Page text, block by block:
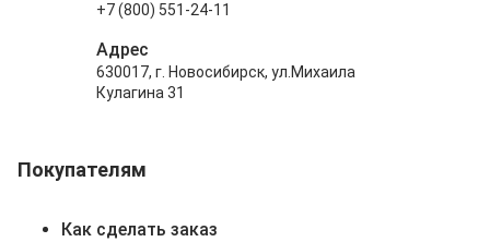
Покупателям
Как сделать заказ
+7 (800) 551-24-11
Адрес
630017, г. Новосибирск, ул.Михаила
Кулагина 31